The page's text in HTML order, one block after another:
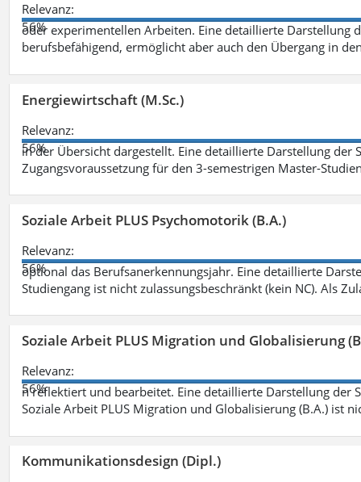
Relevanz:
56%
oder experimentellen Arbeiten. Eine detaillierte Darstellung
berufsbefähigend, ermöglicht aber auch den Übergang in
Energiewirtschaft (M.Sc.)
Relevanz:
56%
in der Übersicht dargestellt. Eine detaillierte Darstellung der
Zugangsvoraussetzung für den 3-semestrigen Master-
Soziale Arbeit PLUS Psychomotorik (B.A.)
Relevanz:
56%
optional das Berufsanerkennungsjahr. Eine detaillierte
Studiengang ist nicht zulassungsbeschränkt (kein NC). Als
Soziale Arbeit PLUS Migration und Globalisierung
Relevanz:
56%
n reflektiert und bearbeitet. Eine detaillierte Darstellung der
Soziale Arbeit PLUS Migration und Globalisierung (B.A.) ist
Kommunikationsdesign (Dipl.)